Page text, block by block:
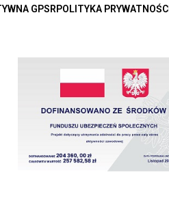
GPSRPOLITYKA PRYWATNOŚCI